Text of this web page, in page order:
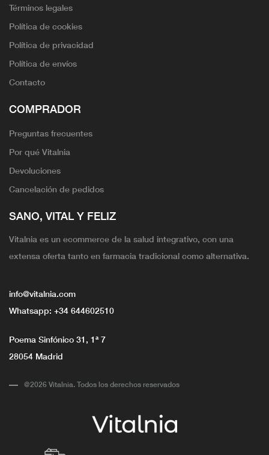
Términos legales
Política de cookies
Política de privacidad
Política de envíos
Contacto
COMPRADOR
Preguntas frecuentes
Por qué Vitalnia
Devoluciones
Cancelación de pedidos
SANO, VITAL Y FELIZ
Vitalnia es un ecommerce de la salud integrativo, con una
extensa oferta tanto en farmacia tradicional como alternativa.
info@vitalnia.com
Whatsapp: +34 644602510
Poema Sinfónico 31, 1ª 7
28054 Madrid
@2026 Vitalnia. Todos los derechos reservados